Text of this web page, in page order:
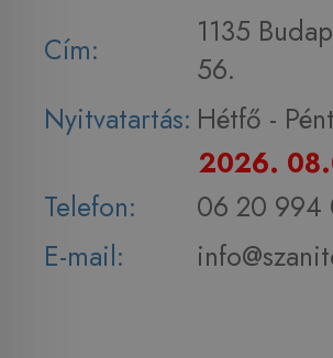
Cím:
1135
56.
Nyitvatartás: Hétfő -
2026.
Telefon:
06 20 994
E-mail: